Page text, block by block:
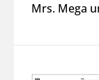
Mrs. Mega